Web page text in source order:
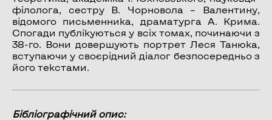
філолога, сестру В. Чорновола – Валентину,
відомого письменника, драматурга А. Крима.
Спогади публікуються у всіх томах, починаючи з
38-го. Вони довершують портрет Леся Танюка,
вступаючи у своєрідний діалог безпосередньо з
його текстами.
Бібліографічний опис: